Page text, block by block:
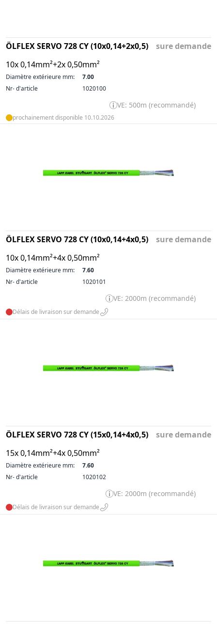
ÖLFLEX SERVO 728 CY (10x0,14+2x0,5)
10x 0,14mm²+2x 0,50mm²
sure demande
Diamètre extérieure mm:
7.00
Nr- d'article
1020100
VE: 500m (recommandé)
prochainement disponible 10.10.2026
ÖLFLEX SERVO 728 CY (10x0,14+4x0,5)
10x 0,14mm²+4x 0,50mm²
sure demande
Diamètre extérieure mm:
7.60
Nr- d'article
1020101
VE: 2000m (recommandé)
Délais de livraison sur demande
ÖLFLEX SERVO 728 CY (15x0,14+4x0,5)
15x 0,14mm²+4x 0,50mm²
sure demande
Diamètre extérieure mm:
7.60
Nr- d'article
1020102
VE: 2000m (recommandé)
Délais de livraison sur demande